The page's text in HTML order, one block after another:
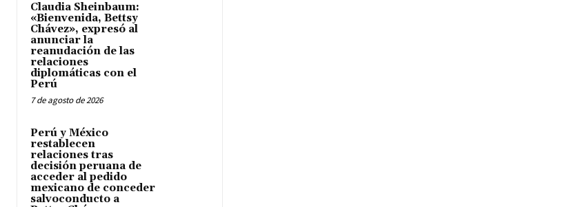
Claudia Sheinbaum:
«Bienvenida, Bettsy
Chávez», expresó al
anunciar la
reanudación de las
relaciones
diplomáticas con el
Perú
7 de agosto de 2026
Perú y México
restablecen
relaciones tras
decisión peruana de
acceder al pedido
mexicano de conceder
salvoconducto a